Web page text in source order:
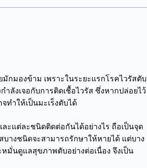
กมองข้าม เพราะในระยะแรกโรคไวรัสตับ
ลังเจอกับการติดเชื้อไวรัส ซึ่งหากปล่อยไว้
ทำให้เป็นมะเร็งตับได้
ะแต่ละชนิดติดต่อกันได้อย่างไร ถือเป็นจุด
บางชนิดจะสามารถรักษาให้หายได้ แต่บาง
มั่นดูแลสุขภาพตับอย่างต่อเนื่อง จึงเป็น